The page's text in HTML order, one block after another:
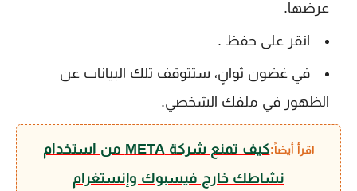
عرضها.
انقر على حفظ .
في غضون ثوانٍ، ستتوقف تلك البيانات عن
الظهور في ملفك الشخصي.
اقرأ أيضاً:
كيف تمنع شركة META من استخدام
نشاطك خارج فيسبوك وإنستغرام